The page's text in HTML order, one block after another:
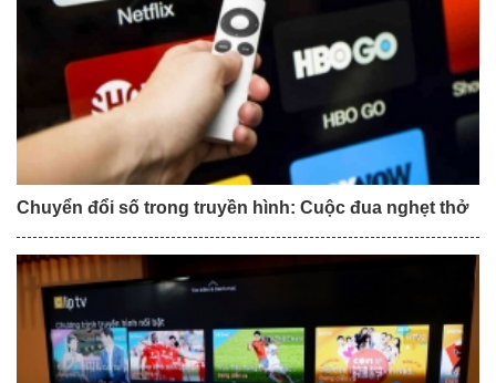
Chuyển đổi số trong truyền hình: Cuộc đua nghẹt thở